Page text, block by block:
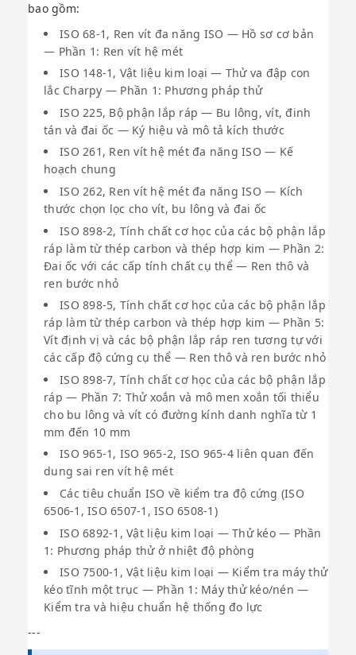
bao gồm:
ISO 68-1, Ren vít đa năng ISO — Hồ sơ cơ bản
— Phần 1: Ren vít hệ mét
ISO 148-1, Vật liệu kim loại — Thử va đập con
lắc Charpy — Phần 1: Phương pháp thử
ISO 225, Bộ phận lắp ráp — Bu lông, vít, đinh
tán và đai ốc — Ký hiệu và mô tả kích thước
ISO 261, Ren vít hệ mét đa năng ISO — Kế
hoạch chung
ISO 262, Ren vít hệ mét đa năng ISO — Kích
thước chọn lọc cho vít, bu lông và đai ốc
ISO 898-2, Tính chất cơ học của các bộ phận lắp
ráp làm từ thép carbon và thép hợp kim — Phần 2:
Đai ốc với các cấp tính chất cụ thể — Ren thô và
ren bước nhỏ
ISO 898-5, Tính chất cơ học của các bộ phận lắp
ráp làm từ thép carbon và thép hợp kim — Phần 5:
Vít định vị và các bộ phận lắp ráp ren tương tự với
các cấp độ cứng cụ thể — Ren thô và ren bước nhỏ
ISO 898-7, Tính chất cơ học của các bộ phận lắp
ráp — Phần 7: Thử xoắn và mô men xoắn tối thiểu
cho bu lông và vít có đường kính danh nghĩa từ 1
mm đến 10 mm
ISO 965-1, ISO 965-2, ISO 965-4 liên quan đến
dung sai ren vít hệ mét
Các tiêu chuẩn ISO về kiểm tra độ cứng (ISO
6506-1, ISO 6507-1, ISO 6508-1)
ISO 6892-1, Vật liệu kim loại — Thử kéo — Phần
1: Phương pháp thử ở nhiệt độ phòng
ISO 7500-1, Vật liệu kim loại — Kiểm tra máy thử
kéo tĩnh một trục — Phần 1: Máy thử kéo/nén —
Kiểm tra và hiệu chuẩn hệ thống đo lực
---